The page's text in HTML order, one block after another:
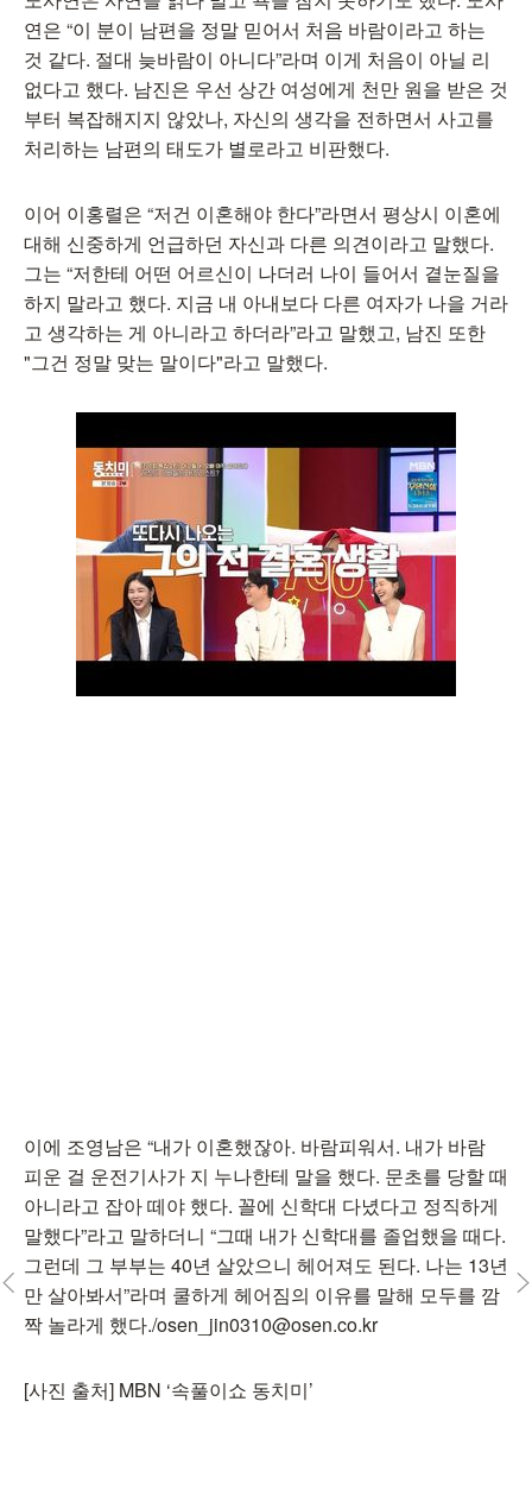
연은 “이 분이 남편을 정말 믿어서 처음 바람이라고 하는
것 같다. 절대 늦바람이 아니다”라며 이게 처음이 아닐 리
없다고 했다. 남진은 우선 상간 여성에게 천만 원을 받은 것
부터 복잡해지지 않았나, 자신의 생각을 전하면서 사고를
처리하는 남편의 태도가 별로라고 비판했다.
이어 이홍렬은 “저건 이혼해야 한다”라면서 평상시 이혼에
대해 신중하게 언급하던 자신과 다른 의견이라고 말했다.
그는 “저한테 어떤 어르신이 나더러 나이 들어서 곁눈질을
하지 말라고 했다. 지금 내 아내보다 다른 여자가 나을 거라
고 생각하는 게 아니라고 하더라”라고 말했고, 남진 또한
"그건 정말 맞는 말이다"라고 말했다.
이에 조영남은 “내가 이혼했잖아. 바람피워서. 내가 바람
피운 걸 운전기사가 지 누나한테 말을 했다. 문초를 당할 때
아니라고 잡아 떼야 했다. 꼴에 신학대 다녔다고 정직하게
말했다”라고 말하더니 “그때 내가 신학대를 졸업했을 때다.
그런데 그 부부는 40년 살았으니 헤어져도 된다. 나는 13년
만 살아봐서”라며 쿨하게 헤어짐의 이유를 말해 모두를 깜
짝 놀라게 했다./osen_jin0310@osen.co.kr
[사진 출처] MBN ‘속풀이쇼 동치미’